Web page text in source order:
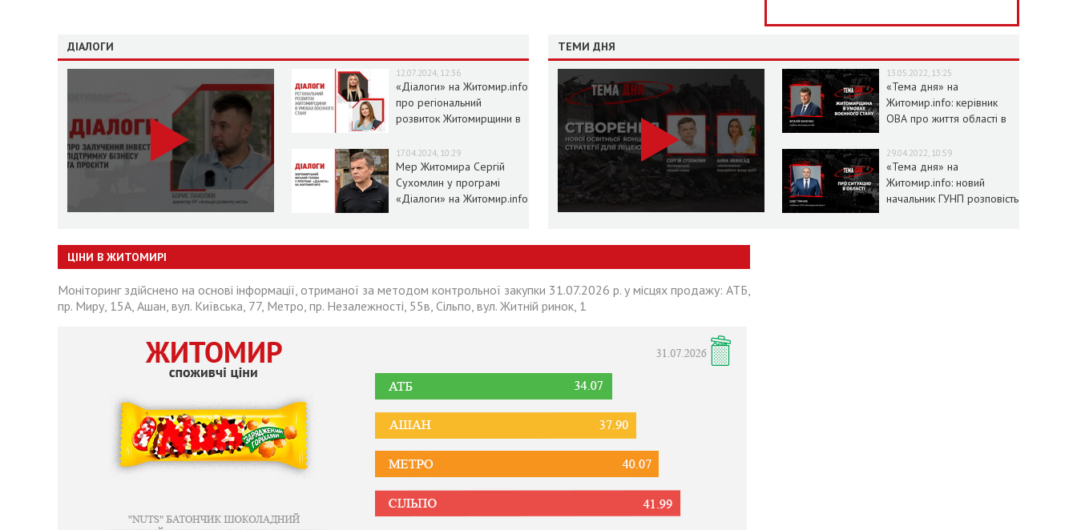
ДІАЛОГИ
12.07.2024, 12:36
«Діалоги» на Житомир.info
про регіональний
розвиток Житомирщини в
17.04.2024, 10:29
Мер Житомира Сергій
Сухомлин у програмі
«Діалоги» на Житомир.info
ТЕМИ ДНЯ
13.05.2022, 13:25
«Тема дня» на
Житомир.info: керівник
ОВА про життя області в
29.04.2022, 10:59
«Тема дня» на
Житомир.info: новий
начальник ГУНП розповість
ЦІНИ В ЖИТОМИРІ
Моніторинг здійснено на основі інформації, отриманої за методом контрольної закупки 31.07.2026 р. у місцях продажу: АТБ,
пр. Миру, 15А, Ашан, вул. Київська, 77, Метро, пр. Незалежності, 55в, Сільпо, вул. Житній ринок, 1